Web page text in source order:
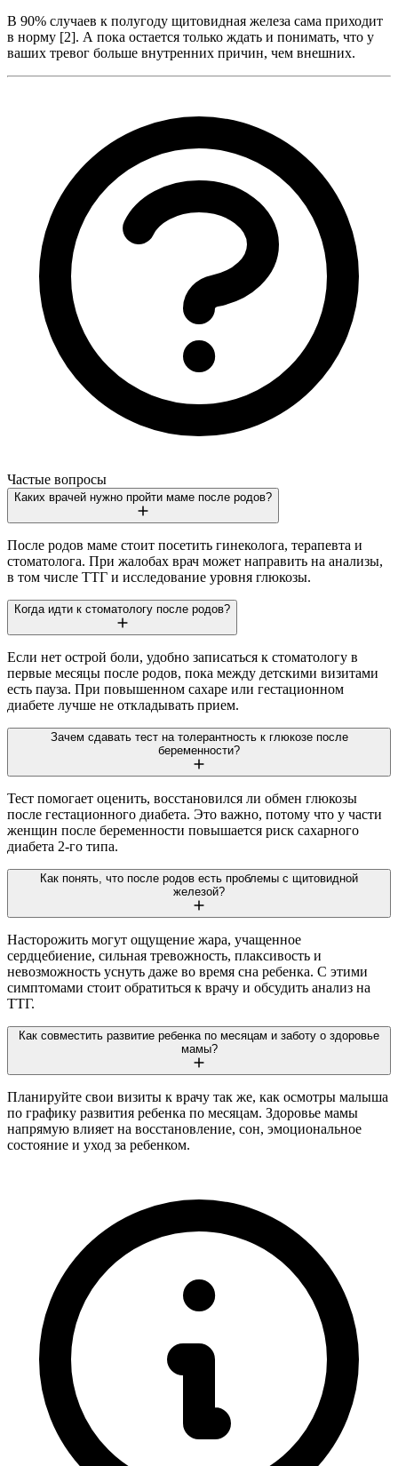
В 90% случаев к полугоду щитовидная железа сама приходит
в норму [2]. А пока остается только ждать и понимать, что у
ваших тревог больше внутренних причин, чем внешних.
Частые вопросы
Каких врачей нужно пройти маме после родов?
После родов маме стоит посетить гинеколога, терапевта и
стоматолога. При жалобах врач может направить на анализы,
в том числе ТТГ и исследование уровня глюкозы.
Когда идти к стоматологу после родов?
Если нет острой боли, удобно записаться к стоматологу в
первые месяцы после родов, пока между детскими визитами
есть пауза. При повышенном сахаре или гестационном
диабете лучше не откладывать прием.
Зачем сдавать тест на толерантность к глюкозе после
беременности?
Тест помогает оценить, восстановился ли обмен глюкозы
после гестационного диабета. Это важно, потому что у части
женщин после беременности повышается риск сахарного
диабета 2-го типа.
Как понять, что после родов есть проблемы с щитовидной
железой?
Насторожить могут ощущение жара, учащенное
сердцебиение, сильная тревожность, плаксивость и
невозможность уснуть даже во время сна ребенка. С этими
симптомами стоит обратиться к врачу и обсудить анализ на
ТТГ.
Как совместить развитие ребенка по месяцам и заботу о здоровье
мамы?
Планируйте свои визиты к врачу так же, как осмотры малыша
по графику развития ребенка по месяцам. Здоровье мамы
напрямую влияет на восстановление, сон, эмоциональное
состояние и уход за ребенком.